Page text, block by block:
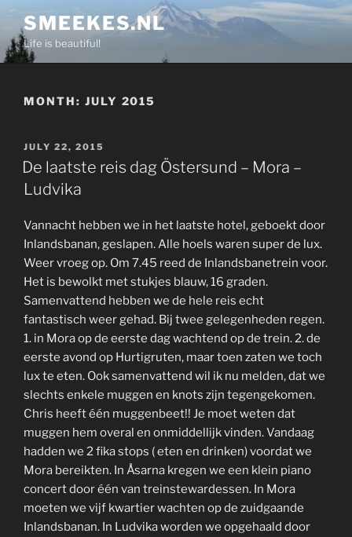
content
SMEEKES.NL
Life is beautiful!
MONTH: JULY 2015
POSTED
ON
JULY 22, 2015
De laatste reis dag Östersund – Mora –
Ludvika
Vannacht hebben we in het laatste hotel, geboekt door
Inlandsbanan, geslapen. Alle hoels waren super de lux.
Weer vroeg op. Om 7.45 reed de Inlandsbanetrein voor.
Het is bewolkt met stukjes blauw, 16 graden.
Samenvattend hebben we de hele reis echt
fantastisch weer gehad. Bij twee gelegenheden regen.
1. in Mora op de eerste dag wachtend op de trein. 2. de
eerste avond op Hurtigruten, maar toen zaten we toch
lux te eten. Ook samenvattend wil ik nu melden, dat we
slechts enkele muggen en knots zijn tegengekomen.
Chris heeft één muggenbeet!! Je moet weten dat
muggen hem overal en onmiddellijk vinden. Vandaag
hadden we 2 fika stops ( eten en drinken) voordat we
Mora bereikten. In Åsarna kregen we een klein piano
concert door één van treinstewardessen. In Mora
moeten we vijf kwartier wachten op de zuidgaande
Inlandsbanan. In Ludvika worden we opgehaald door